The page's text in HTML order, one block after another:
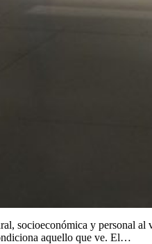
socioeconómica y personal
aquello que ve. El…